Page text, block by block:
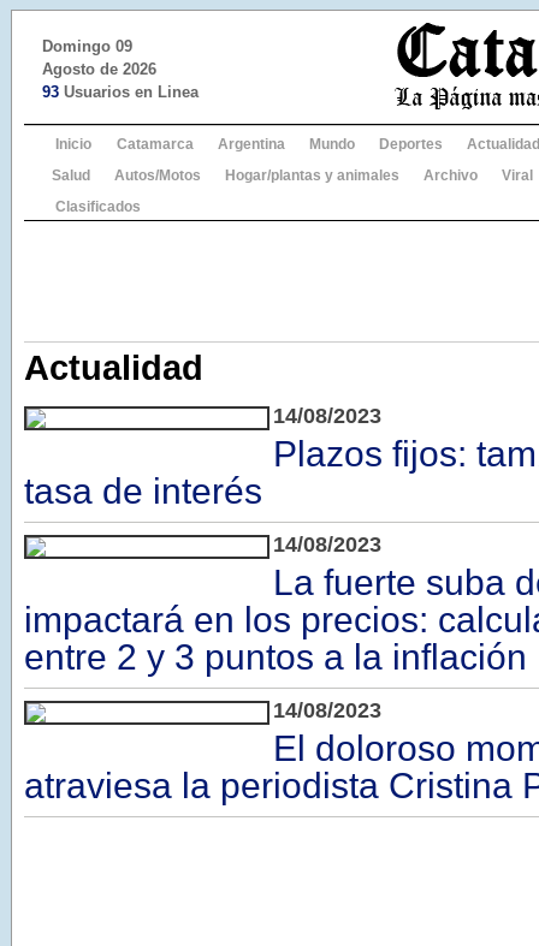
Domingo 09
Agosto de 2026
93 Usuarios en Linea
Inicio Catamarca Argentina Mundo Deportes
Actualidad
Salud
Autos/Motos Hogar/plantas y animales Archivo
Viral
Clasificados
Actualidad
14/08/2023
Plazos fijos:
tasa de interés
14/08/2023
La fuerte suba
impactará en los precios:
entre 2 y 3 puntos a la inflación
14/08/2023
El doloroso
atraviesa la periodista Cristina